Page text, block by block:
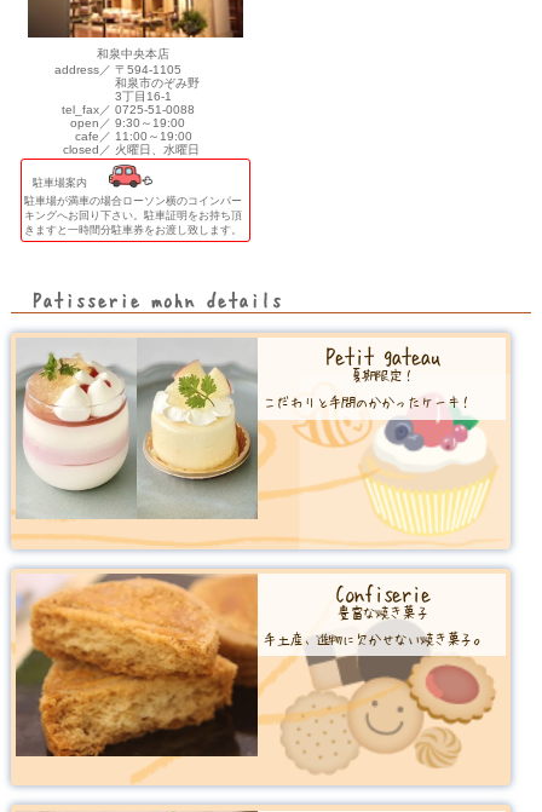
和泉中央本店
address／ 〒594-1105
和泉市のぞみ野
3丁目16-1
tel_fax／ 0725-51-0088
open／ 9:30～19:00
cafe／ 11:00～19:00
closed／ 火曜日、水曜日
駐車場案内
駐車場が満車の場合ローソン横のコインパー
キングへお回り下さい。駐車証明をお持ち頂
きますと一時間分駐車券をお渡し致します。
Patisserie mohn details
Petit gateau
夏期限定！
こだわりと手間のかかったケーキ！
Confiserie
豊富な焼き菓子
手土産、進物に欠かせない焼き菓子。